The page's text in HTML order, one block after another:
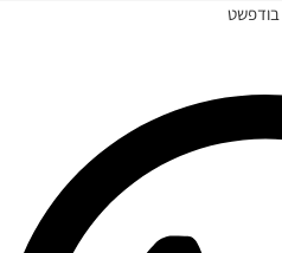
בודפשט